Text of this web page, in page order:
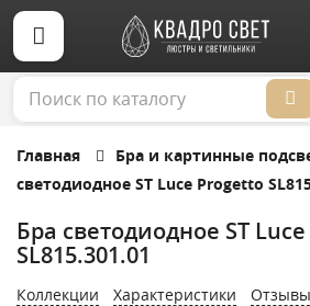
Главная Бра и картинные
светодиодное ST Luce Progetto
Бра светодиодное ST
SL815.301.01
Коллекции Характеристики Отзывы